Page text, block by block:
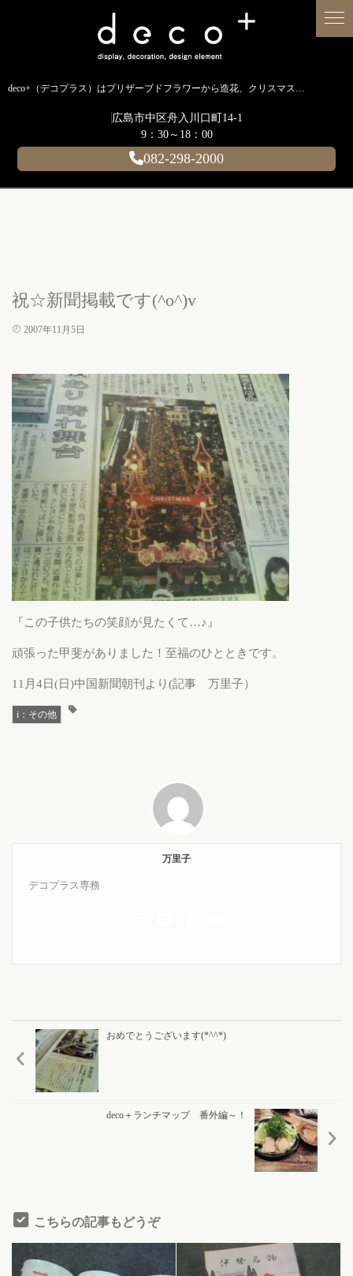
deco+（デコプラス）はプリザーブドフラワーから造花、クリスマス装飾、イルミネーションに至るまで扱う広島のディスプレイ専門ショップです。
広島市中区舟入川口町14-1
9：30～18：00
082-298-2000
祝☆新聞掲載です(^o^)v
2007年11月5日
『この子供たちの笑顔が見たくて…♪』
頑張った甲斐がありました！至福のひとときです。
11月4日(日)中国新聞朝刊より(記事 万里子）
i：その他
万里子
デコプラス専務
おめでとうございます(*^^*)
deco＋ランチマップ 番外編～！
こちらの記事もどうぞ